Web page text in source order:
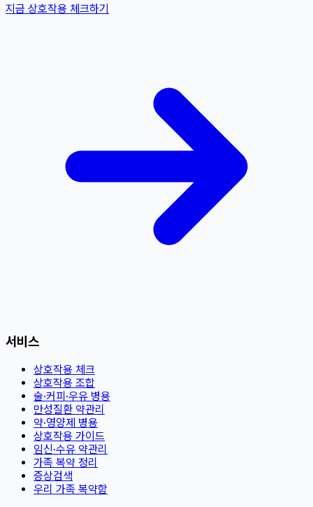
지금 상호작용 체크하기
서비스
상호작용 체크
상호작용 조합
술·커피·우유 병용
만성질환 약관리
약·영양제 병용
상호작용 가이드
임신·수유 약관리
가족 복약 정리
증상검색
우리 가족 복약함